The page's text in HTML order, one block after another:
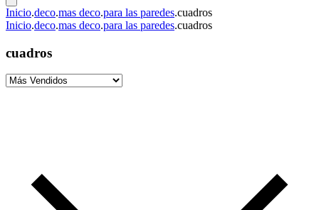
Inicio.deco.mas deco.para las paredes.cuadros
Inicio.deco.mas deco.para las paredes.cuadros
cuadros